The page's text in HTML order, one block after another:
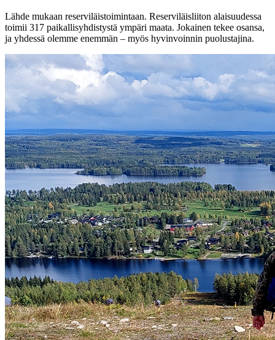
Lähde mukaan reserviläistoimintaan. Reserviläisliiton alaisuudessa
toimii 317 paikallisyhdistystä ympäri maata. Jokainen tekee osansa,
ja yhdessä olemme enemmän – myös hyvinvoinnin puolustajina.